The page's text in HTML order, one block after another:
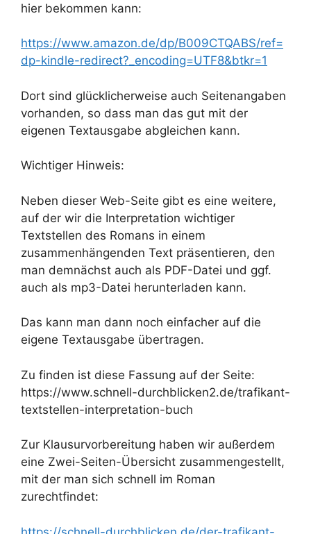
hier bekommen kann:
https://www.amazon.de/dp/B009CTQABS/ref=
dp-kindle-redirect?_encoding=UTF8&btkr=1
Dort sind glücklicherweise auch Seitenangaben
vorhanden, so dass man das gut mit der
eigenen Textausgabe abgleichen kann.
Wichtiger Hinweis:
Neben dieser Web-Seite gibt es eine weitere,
auf der wir die Interpretation wichtiger
Textstellen des Romans in einem
zusammenhängenden Text präsentieren, den
man demnächst auch als PDF-Datei und ggf.
auch als mp3-Datei herunterladen kann.
Das kann man dann noch einfacher auf die
eigene Textausgabe übertragen.
Zu finden ist diese Fassung auf der Seite:
https://www.schnell-durchblicken2.de/trafikant-
textstellen-interpretation-buch
Zur Klausurvorbereitung haben wir außerdem
eine Zwei-Seiten-Übersicht zusammengestellt,
mit der man sich schnell im Roman
zurechtfindet: